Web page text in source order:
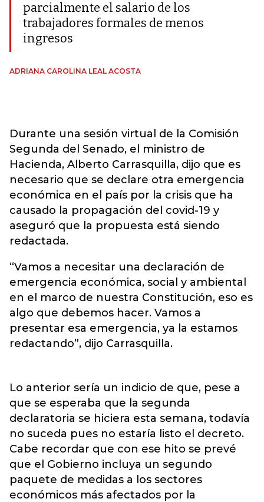
parcialmente el salario de los
trabajadores formales de menos
ingresos
ADRIANA CAROLINA LEAL ACOSTA
Durante una sesión virtual de la Comisión
Segunda del Senado, el ministro de
Hacienda, Alberto Carrasquilla, dijo que es
necesario que se declare otra emergencia
económica en el país por la crisis que ha
causado la propagación del covid-19 y
aseguró que la propuesta está siendo
redactada.
“Vamos a necesitar una declaración de
emergencia económica, social y ambiental
en el marco de nuestra Constitución, eso es
algo que debemos hacer. Vamos a
presentar esa emergencia, ya la estamos
redactando”, dijo Carrasquilla.
Lo anterior sería un indicio de que, pese a
que se esperaba que la segunda
declaratoria se hiciera esta semana, todavía
no suceda pues no estaría listo el decreto.
Cabe recordar que con ese hito se prevé
que el Gobierno incluya un segundo
paquete de medidas a los sectores
económicos más afectados por la